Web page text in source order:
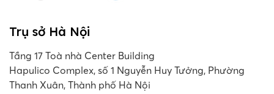
Trụ sở Hà Nội
Tầng 17 Toà nhà Center Building
Hapulico Complex, số 1 Nguyễn Huy Tưởng, Phường
Thanh Xuân, Thành phố Hà Nội